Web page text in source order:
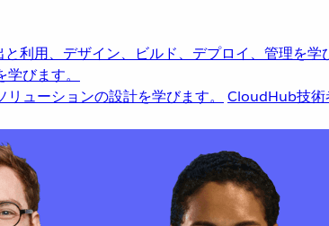
利用、デザイン、ビルド、デプロイ、管理を学
びます。
ューションの設計を学びます。 CloudHub技